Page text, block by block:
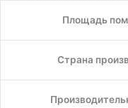
Площадь
Страна